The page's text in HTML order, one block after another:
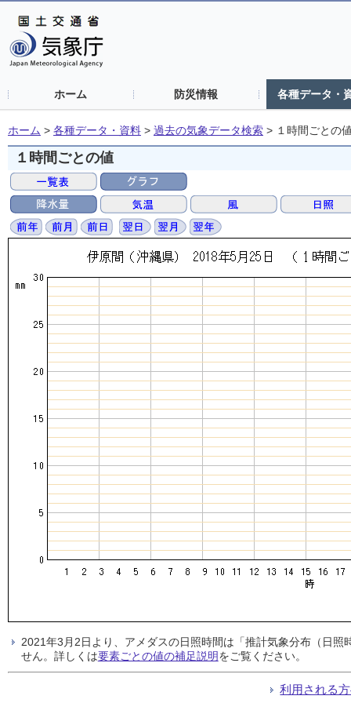
ホーム 防災情報 各種データ・
ホーム > 各種データ・資料 > 過去の気象データ検索 > １時間ごとの
１時間ごとの値
2021年3月2日より、アメダスの日照時間は「推計気象分布（日
せん。詳しくは要素ごとの値の補足説明をご覧ください。
利用される